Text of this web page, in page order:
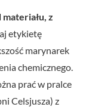
z
etykietę
marynarek
chemicznego.
prać w pralce
Celsjusza) z